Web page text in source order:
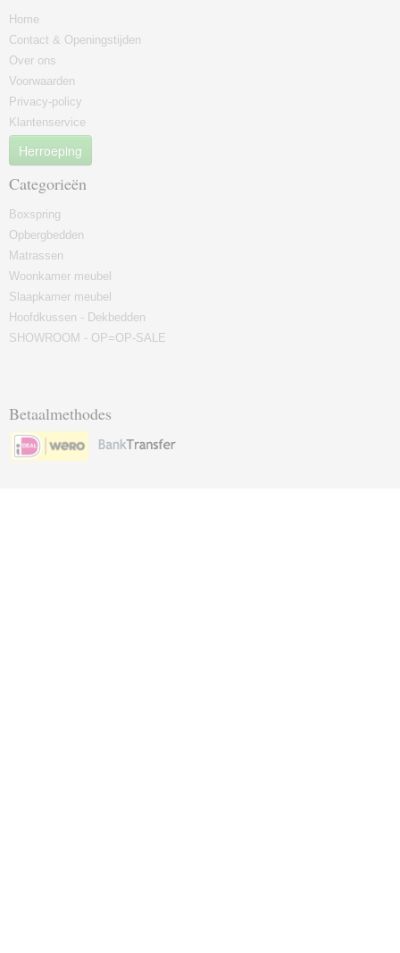
Home
Contact & Openingstijden
Over ons
Voorwaarden
Privacy-policy
Klantenservice
Herroeping
Categorieën
Boxspring
Opbergbedden
Matrassen
Woonkamer meubel
Slaapkamer meubel
Hoofdkussen - Dekbedden
SHOWROOM - OP=OP-SALE
Betaalmethodes